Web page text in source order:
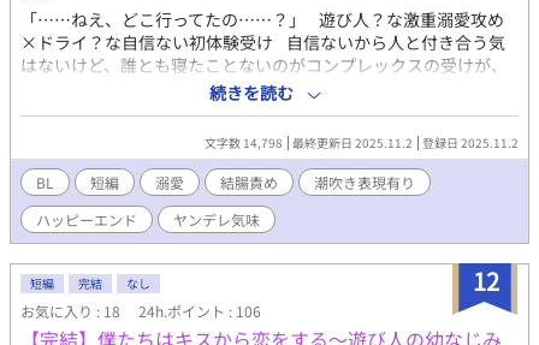
「……ねえ、どこ行ってたの……？」 遊び人？な激重溺愛攻め
×ドライ？な自信ない初体験受け 自信ないから人と付き合う気
はないけど、誰とも寝たことないのがコンプレックスの受けが、
遊んでそうな軽そうな攻めとマチアプでワンナイトをして、セフ
レになったらと思ったら溺愛してきて好きなりそうで…？話で
す。 攻めは恋人になったと思ってるけど、受けはセフレだと思っ
てるすれ違いものです。 潮吹き結腸責めもありです。ちょい淫語
もありです。 攻め: 樋山拓人 受け: 住野海 攻めがヤンデレ傾向
ありです。ストーカー要素もあります。 誤字脱字はサイレント
修正します。 また、内容もサイレント修正する時もあります。
定期的にタグも整理します。 批判・中傷コメントはお控えくだ
さい。 見つけ次第削除いたします。
続きを読む
文字数 14,798 最終更新日 2025.11.2 登録日 2025.11.2
BL 短編 溺愛 結腸責め
潮吹き表現有り
ハッピーエンド
ヤンデレ気味
12
短編 完結 なし
お気に入り : 18 24h.ポイント : 106
【完結】僕たちはキスから恋をする～遊び人の幼なじみ